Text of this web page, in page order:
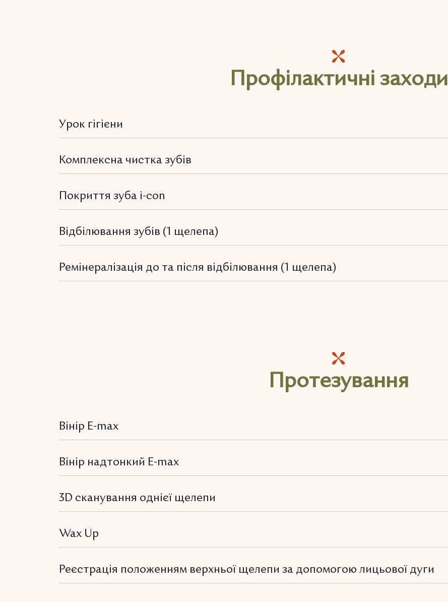
Профілактичні заходи
Урок гігієни
Комплексна чистка зубів
Покриття зуба i-con
Відбілювання зубів (1 щелепа)
Ремінералізація до та після відбілювання (1 щелепа)
Протезування
Вінір E-max
Вінір надтонкий E-max
3D сканування однієї щелепи
Wax Up
Реєстрація положенням верхньої щелепи за допомогою лицьової дуги